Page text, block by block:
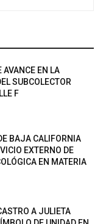
EN LA
SUBCOLECTOR
F
BAJA CALIFORNIA
EXTERNO DE
EN MATERIA
A JULIETA